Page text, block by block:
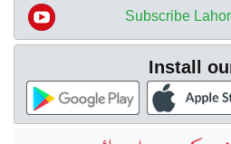
Subscribe
Install